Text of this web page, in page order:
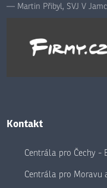
Martin Přibyl, SVJ V
Kontakt
Centrála pro Čechy -
Centrála pro Moravu